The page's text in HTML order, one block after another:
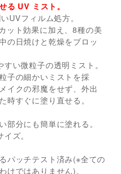
る UV ミスト。
UVフィルム処方。
ット効果に加え、8種の美
の日焼けと乾燥をブロッ
い微粒子の透明ミスト。
子の細かいミストを採
イクの邪魔をせず、外出
時すぐに塗り直せる。
部分にも簡単に塗れる。
ズ。
パッチテスト済み(※全ての
けではありません)。